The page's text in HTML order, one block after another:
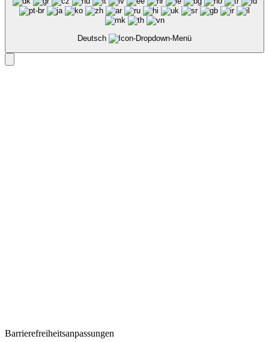
Deutsch
Barrierefreiheitsanpassungen